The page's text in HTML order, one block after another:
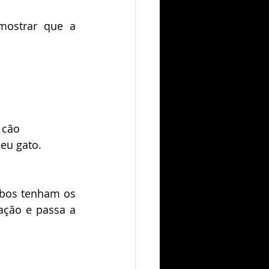
que a
gato.
tenham os
e passa a